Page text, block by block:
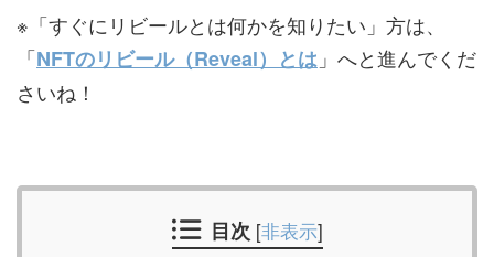
※「すぐにリビールとは何かを知りたい」方は、
「NFTのリビール（Reveal）とは 」へと進んでくだ
さいね！
目次 [非表示]